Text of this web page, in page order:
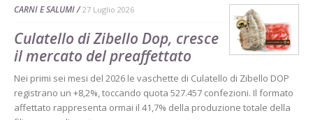
CARNI E SALUMI 27 Luglio 2026
Culatello di Zibello Dop, cresce
il mercato del preaffettato
Nei primi sei mesi del 2026 le vaschette di Culatello di Zibello DOP
registrano un +8,2%, toccando quota 527.457 confezioni. Il formato
affettato rappresenta ormai il 41,7% della produzione totale della